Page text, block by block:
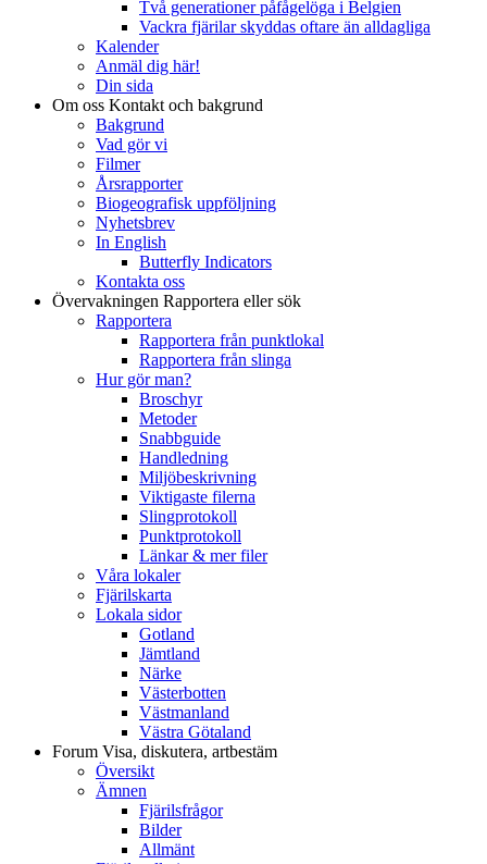
Två generationer påfågelöga i Belgien
Vackra fjärilar skyddas oftare än alldagliga
Kalender
Anmäl dig här!
Din sida
Om oss Kontakt och bakgrund
Bakgrund
Vad gör vi
Filmer
Årsrapporter
Biogeografisk uppföljning
Nyhetsbrev
In English
Butterfly Indicators
Kontakta oss
Övervakningen Rapportera eller sök
Rapportera
Rapportera från punktlokal
Rapportera från slinga
Hur gör man?
Broschyr
Metoder
Snabbguide
Handledning
Miljöbeskrivning
Viktigaste filerna
Slingprotokoll
Punktprotokoll
Länkar & mer filer
Våra lokaler
Fjärilskarta
Lokala sidor
Gotland
Jämtland
Närke
Västerbotten
Västmanland
Västra Götaland
Forum Visa, diskutera, artbestäm
Översikt
Ämnen
Fjärilsfrågor
Bilder
Allmänt